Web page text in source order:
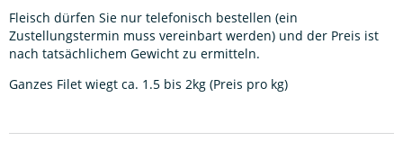
Fleisch dürfen Sie nur telefonisch bestellen (ein
Zustellungstermin muss vereinbart werden) und der Preis ist
nach tatsächlichem Gewicht zu ermitteln.
Ganzes Filet wiegt ca. 1.5 bis 2kg (Preis pro kg)